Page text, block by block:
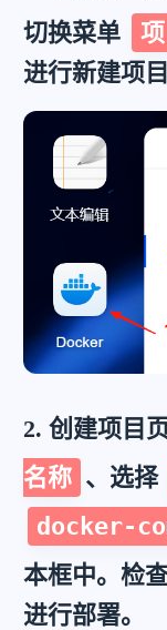
切换菜单
项
进行新建项目
2. 创建项目
名称 、选择
docker-
本框中。检
进行部署。